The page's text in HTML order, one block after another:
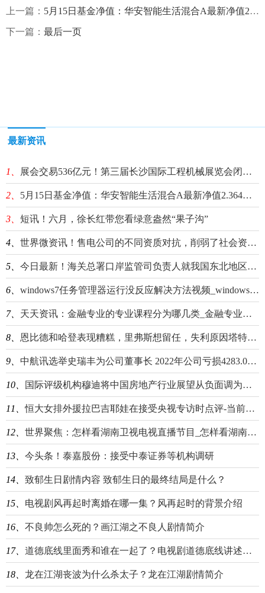
上一篇： 5月15日基金净值：华安智能生活混合A最新净值2.364，跌0.48% 环球观速讯
下一篇： 最后一页
最新资讯
1、 展会交易536亿元！第三届长沙国际工程机械展览会闭幕 焦点观察
2、 5月15日基金净值：华安智能生活混合A最新净值2.364，跌0.48% 环球观速讯
3、 短讯！六月，徐长红带您看绿意盎然“果子沟”
4、 世界微资讯！售电公司的不同资质对抗，削弱了社会资本积极性
5、 今日最新！海关总署口岸监管司负责人就我国东北地区通过周边国家港口开展国际贸易中转业务事回答记者提问
6、 windows7任务管理器运行没反应解决方法视频_windows7任务管理器运行没反应解决方法|每日速递
7、 天天资讯：金融专业的专业课程分为哪几类_金融专业的课程有哪些
8、 恩比德和哈登表现糟糕，里弗斯想留任，失利原因塔特姆比肩詹姆斯
9、 中航讯选举史瑞丰为公司董事长 2022年公司亏损4283.08万
10、 国际评级机构穆迪将中国房地产行业展望从负面调为稳定-全球速读
11、 恒大女排外援拉巴吉耶娃在接受央视专访时点评-当前消息
12、 世界聚焦：怎样看湖南卫视电视直播节目_怎样看湖南卫视直播
13、 今头条！泰嘉股份：接受中泰证券等机构调研
14、 致郁生日剧情内容 致郁生日的最终结局是什么？
15、 电视剧风再起时离婚在哪一集？风再起时的背景介绍
16、 不良帅怎么死的？画江湖之不良人剧情简介
17、 道德底线里面秀和谁在一起了？电视剧道德底线讲述的是什么？
18、 龙在江湖丧波为什么杀太子？龙在江湖剧情简介